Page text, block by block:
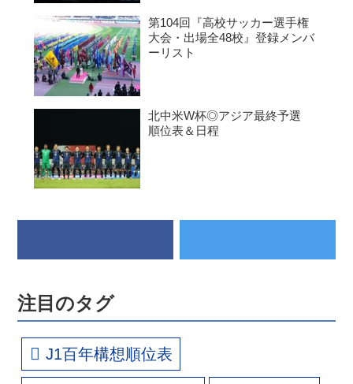
第104回『高校サッカー選手権
大会・出場全48校』登録メンバ
ーリスト
北中米W杯◎アジア最終予選
順位表＆日程
注目のタグ
J1百年構想順位表